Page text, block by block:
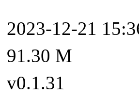
2023-12-21
91.30 M
v0.1.31